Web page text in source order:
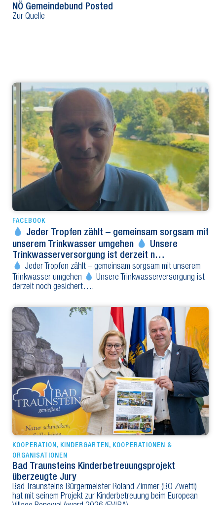
NÖ Gemeindebund Posted
Zur Quelle
FACEBOOK
Jeder Tropfen zählt – gemeinsam sorgsam mit
unserem Trinkwasser umgehen
Unsere
Trinkwasserversorgung ist derzeit n…
Jeder Tropfen zählt – gemeinsam sorgsam mit unserem
Trinkwasser umgehen
Unsere Trinkwasserversorgung ist
derzeit noch gesichert….
KOOPERATION , KINDERGARTEN , KOOPERATIONEN &
ORGANISATIONEN
Bad Traunsteins Kinderbetreuungsprojekt
überzeugte Jury
Bad Traunsteins Bürgermeister Roland Zimmer (BO Zwettl)
hat mit seinem Projekt zur Kinderbetreuung beim European